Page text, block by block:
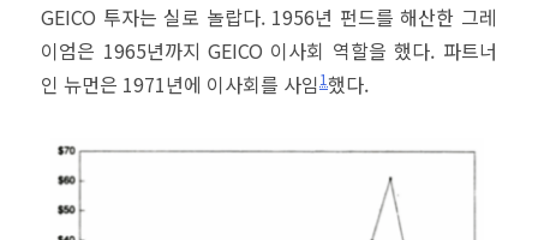
GEICO 투자는 실로 놀랍다. 1956년 펀드를 해산한 그레
이엄은 1965년까지 GEICO 이사회 역할을 했다. 파트너
인 뉴먼은 1971년에 이사회를 사임1했다.